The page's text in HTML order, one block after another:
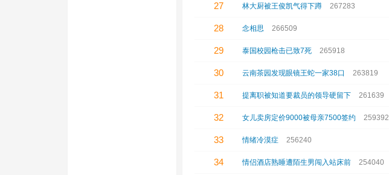
27 林大厨被王俊凯气得下蹲 267283
28 念相思 266509
29 泰国校园枪击已致7死 265918
30 云南茶园发现眼镜王蛇一家38口 263819
31 提离职被知道要裁员的领导硬留下 261639
32 女儿卖房定价9000被母亲7500签约 259392
33 情绪冷漠症 256240
34 情侣酒店熟睡遭陌生男闯入站床前 254040